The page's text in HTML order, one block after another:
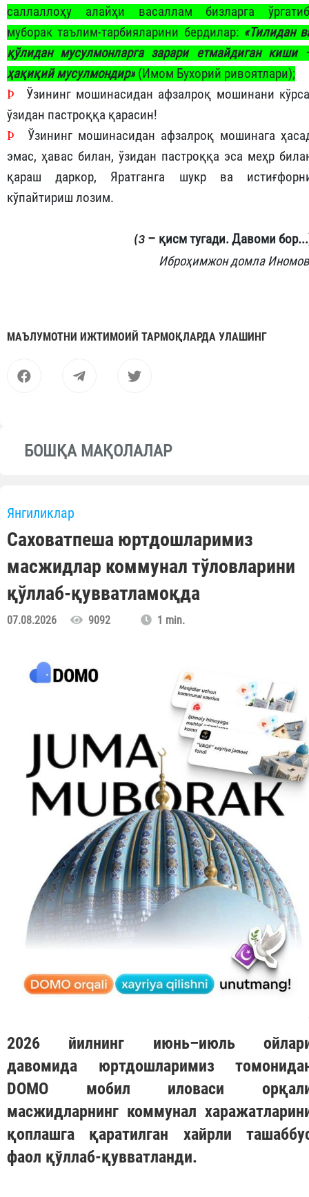
саллаллоҳу алайҳи васаллам бизларга
муборак таълим-тарбияларини бердилар: «Тилидан
қўлидан мусулмонларга зарари етмайдиган киши
ҳақиқий мусулмондир» (Имом Бухорий ривоятлари);
Þ Ўзининг мошинасидан афзалроқ мошинани
ўзидан пастроққа қарасин!
Þ Ўзининг мошинасидан афзалроқ мошинага
эмас, ҳавас билан, ўзидан пастроққа эса меҳр
қараш даркор, Яратганга шукр ва
кўпайтириш лозим.
(3 – қисм тугади. Давоми
Иброҳимжон домла
МАЪЛУМОТНИ ИЖТИМОИЙ ТАРМОҚЛАРДА УЛАШИНГ
БОШҚА МАҚОЛАЛАР
Янгиликлар
Саховатпеша юртдошларимиз
масжидлар коммунал тўловларини
қўллаб-қувватламоқда
07.08.2026 9092 1 min.
2026 йилнинг июнь–июль
давомида юртдошларимиз
DOMO мобил иловаси
масжидларнинг коммунал
қоплашга қаратилган хайрли
фаол қўллаб-қувватланди.